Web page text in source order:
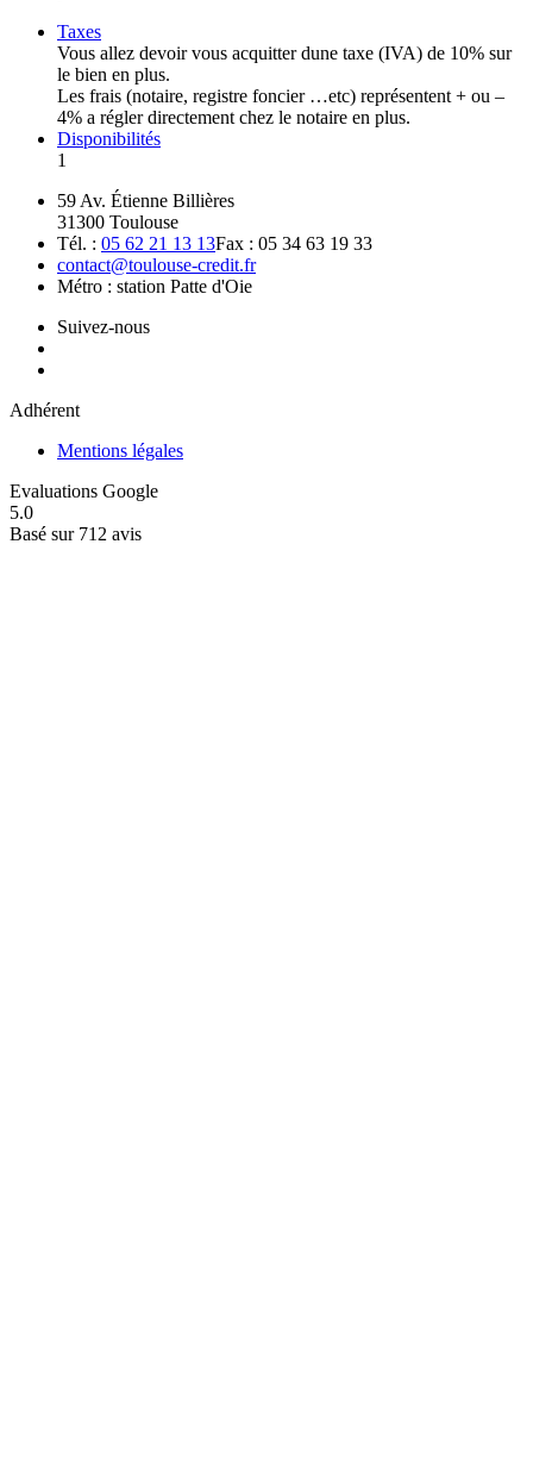
Taxes
Vous allez devoir vous acquitter dune taxe (IVA) de 10% sur
le bien en plus.
Les frais (notaire, registre foncier …etc) représentent + ou –
4% a régler directement chez le notaire en plus.
Disponibilités
1
59 Av. Étienne Billières
31300 Toulouse
Tél. : 05 62 21 13 13Fax : 05 34 63 19 33
contact@toulouse-credit.fr
Métro : station Patte d'Oie
Suivez-nous
Adhérent
Mentions légales
Evaluations Google
5.0
Basé sur 712 avis